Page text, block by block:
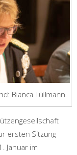
Bianca Lüllmann.
ersten Sitzung
Januar im